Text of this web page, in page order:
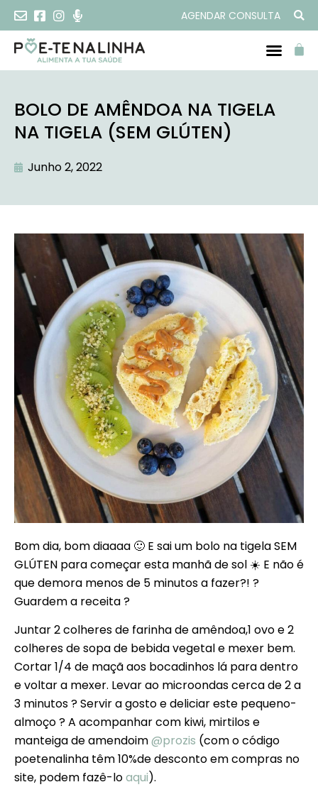
AGENDAR CONSULTA
BOLO DE AMÊNDOA NA TIGELA
NA TIGELA (SEM GLÚTEN)
Junho 2, 2022
Bom dia, bom diaaaa 🙂 E sai um bolo na tigela SEM
GLÚTEN para começar esta manhã de sol ☀️ E não é
que demora menos de 5 minutos a fazer?! ?
Guardem a receita ?
Juntar 2 colheres de farinha de amêndoa,1 ovo e 2
colheres de sopa de bebida vegetal e mexer bem.
Cortar 1/4 de maçã aos bocadinhos lá para dentro
e voltar a mexer. Levar ao microondas cerca de 2 a
3 minutos ? Servir a gosto e deliciar este pequeno-
almoço ? A acompanhar com kiwi, mirtilos e
manteiga de amendoim@prozis (com o código
poetenalinha têm 10%de desconto em compras no
site, podem fazê-loaqui).